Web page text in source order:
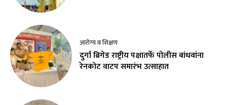
आरोग्य व शिक्षण
दुर्गा ब्रिगेड राष्ट्रीय पक्षातर्फे पोलीस बांधवांना
रेनकोट वाटप समारंभ उत्साहात